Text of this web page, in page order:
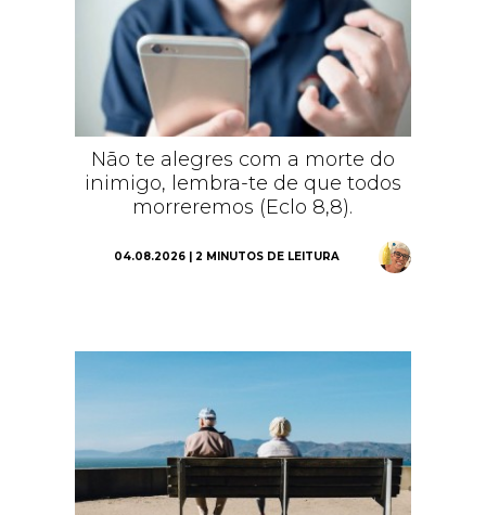
Não te alegres com a morte do
inimigo, lembra-te de que todos
morreremos (Eclo 8,8).
04.08.2026 | 2 MINUTOS DE LEITURA